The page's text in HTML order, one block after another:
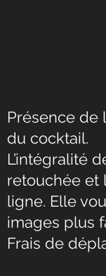
Présence de
du cocktail.
L’intégralité
retouchée et
ligne. Elle
images plus
Frais de